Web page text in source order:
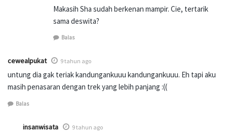
Makasih Sha sudah berkenan mampir. Cie, tertarik
sama deswita?
Balas
cewealpukat 9 tahun ago
untung dia gak teriak kandungankuuu kandungankuuu. Eh tapi aku
masih penasaran dengan trek yang lebih panjang :((
Balas
insanwisata 9 tahun ago